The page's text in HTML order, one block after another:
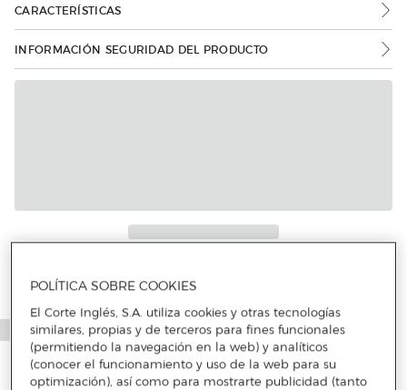
CARACTERÍSTICAS
INFORMACIÓN SEGURIDAD DEL PRODUCTO
POLÍTICA SOBRE COOKIES
El Corte Inglés, S.A. utiliza cookies y otras tecnologías
similares, propias y de terceros para fines funcionales
(permitiendo la navegación en la web) y analíticos
(conocer el funcionamiento y uso de la web para su
optimización), así como para mostrarte publicidad (tanto